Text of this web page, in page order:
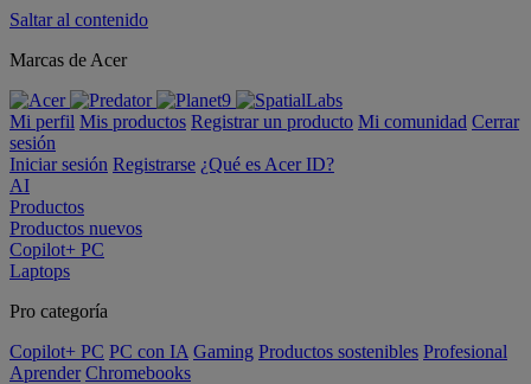
Saltar al contenido
Marcas de Acer
Mi perfil Mis productos Registrar un producto Mi comunidad Cerrar
sesión
Iniciar sesión Registrarse ¿Qué es Acer ID?
AI
Productos
Productos nuevos
Copilot+ PC
Laptops
Pro categoría
Copilot+ PC PC con IA Gaming Productos sostenibles Profesional
Aprender Chromebooks